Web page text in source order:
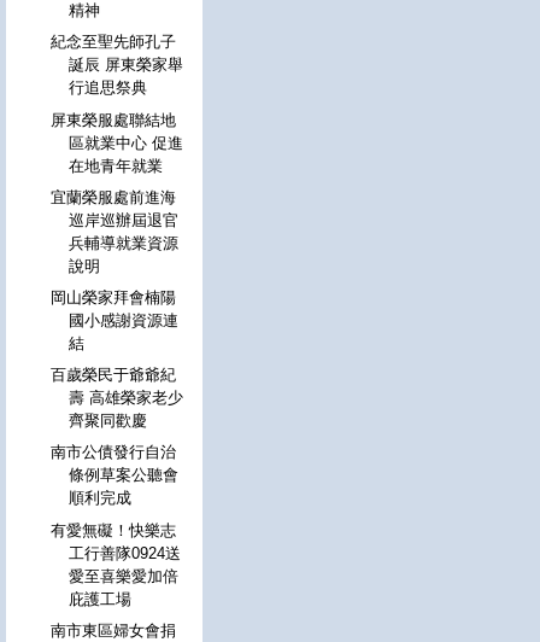
精神
紀念至聖先師孔子
誕辰 屏東榮家舉
行追思祭典
屏東榮服處聯結地
區就業中心 促進
在地青年就業
宜蘭榮服處前進海
巡岸巡辦屆退官
兵輔導就業資源
說明
岡山榮家拜會楠陽
國小感謝資源連
結
百歲榮民于爺爺紀
壽 高雄榮家老少
齊聚同歡慶
南市公債發行自治
條例草案公聽會
順利完成
有愛無礙！快樂志
工行善隊0924送
愛至喜樂愛加倍
庇護工場
南市東區婦女會捐